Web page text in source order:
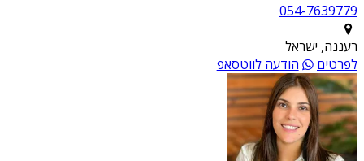
054-7639779
רעננה, ישראל
לפרטים
הודעה לווטסאפ